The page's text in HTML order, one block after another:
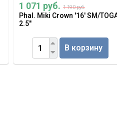
1 071 руб. 1 190 руб.
Phal. Miki Crown '16' SM/
2.5''
В корзину